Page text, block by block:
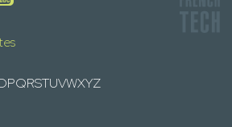
PQRSTUVWXYZ